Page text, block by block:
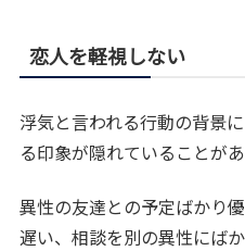
恋人を軽視しない
浮気と言われる行動の背景
る印象が隠れていることがあ
異性の友達との予定ばかり
遅い、相談を別の異性にば